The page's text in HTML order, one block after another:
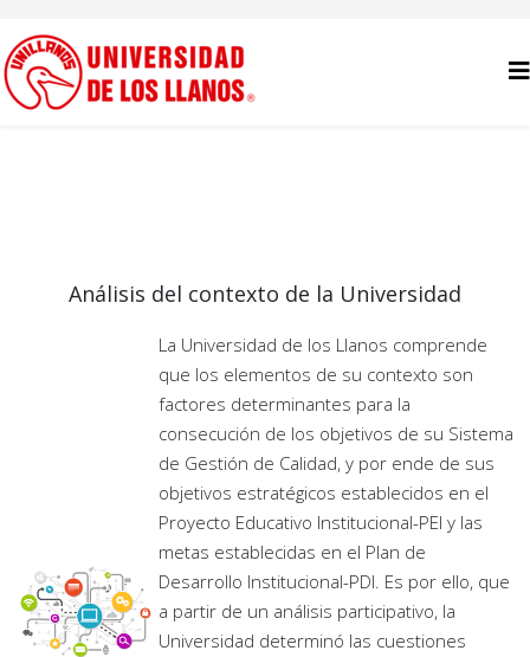
Análisis del contexto de la Universidad
La Universidad de los Llanos comprende
que los elementos de su contexto son
factores determinantes para la
consecución de los objetivos de su Sistema
de Gestión de Calidad, y por ende de sus
objetivos estratégicos establecidos en el
Proyecto Educativo Institucional-PEI y las
metas establecidas en el Plan de
Desarrollo Institucional-PDI. Es por ello, que
a partir de un análisis participativo, la
Universidad determinó las cuestiones